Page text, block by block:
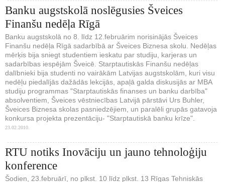
Banku augstskolā noslēgusies Šveices
Finanšu nedēļa Rīgā
Banku augstskolā no 8. līdz 12.februārim norisinājās Šveices
Finanšu nedēļa Rīgā sadarbībā ar Šveices Biznesa skolu. Nedēļas
mērķis bija sniegt studentiem ieskatu par studiju, karjeras un
sadarbības iespējām Šveicē. Starptautiskās Finanšu nedēļas
dalībnieki bija studenti no vairākām Latvijas augstskolām, kuri visu
nedēļu piedalījās dažādās lekcijās, apaļā galda diskusijās ar MBA
studiju programmas "Starptautiskās finanses un banku darbība"
absolventiem, Šveices vēstniecības Latvijā pārstāvi Urs Buhler,
Šveices Biznesa skolas pasniedzējiem, un paralēli grupās gatavoja
konkursa projekta prezentāciju- "Starptautiskā banku krīze".
23.02.2010.
RTU notiks Inovāciju un jauno tehnoloģiju
konference
Šodien, 23.februārī, no plkst. 10 līdz plkst. 13 Rīgas Tehniskās